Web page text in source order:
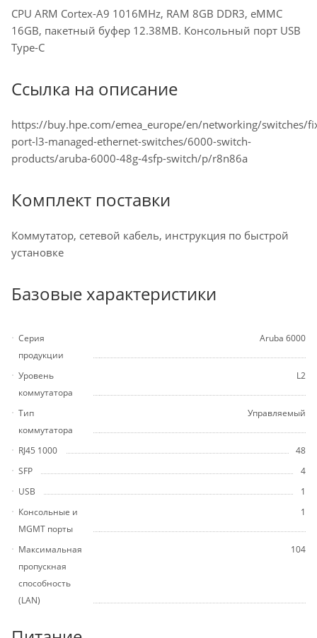
CPU ARM Cortex-A9 1016MHz, RAM 8GB DDR3, eMMC
16GB, пакетный буфер 12.38MB. Консольный порт USB
Type-C
Ссылка на описание
https://buy.hpe.com/emea_europe/en/networking/switches/
port-l3-managed-ethernet-switches/6000-switch-
products/aruba-6000-48g-4sfp-switch/p/r8n86a
Комплект поставки
Коммутатор, сетевой кабель, инструкция по быстрой
установке
Базовые характеристики
Серия
продукции
Aruba 6000
Уровень
коммутатора
L2
Тип
коммутатора
Управляемый
RJ45 1000
48
SFP
4
USB
1
Консольные и
MGMT порты
1
Максимальная
пропускная
способность
(LAN)
104